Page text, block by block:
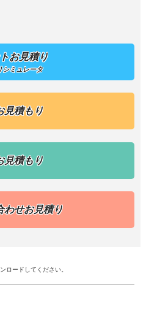
お見積り
シミュレータ
見積もり
見積もり
わせお見積り
ロードしてください。